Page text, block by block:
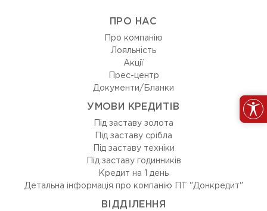
ПРО НАС
Про компанію
Лояльність
Акції
Прес-центр
Документи/Бланки
УМОВИ КРЕДИТІВ
Під заставу золота
Під заставу срібла
Під заставу техніки
Під заставу годинників
Кредит на 1 день
Детальна інформація про компанію ПТ "Донкредит"
ВIДДIЛЕННЯ